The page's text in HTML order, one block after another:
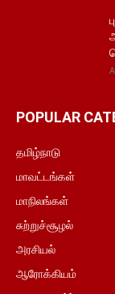
POPULAR
தமிழ்நாடு
மாவட்டங்கள்
மாநிலங்கள்
சுற்றுச்சூழல்
அரசியல்
ஆரோக்கியம்